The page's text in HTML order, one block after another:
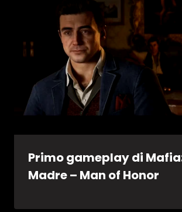
Primo gameplay di
Madre – Man of Honor